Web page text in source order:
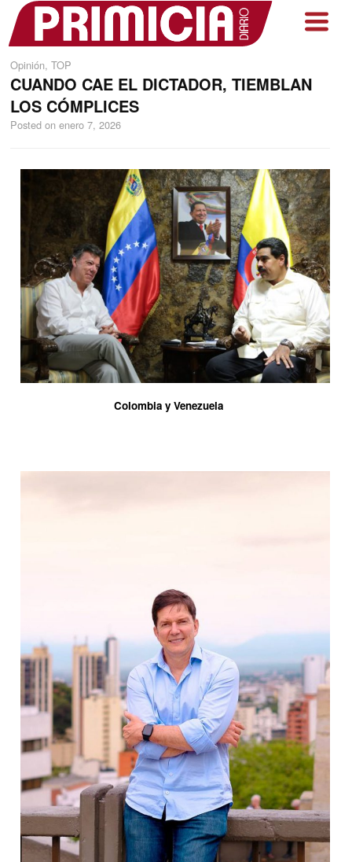
Opinión, TOP
CUANDO CAE EL DICTADOR, TIEMBLAN
LOS CÓMPLICES
Posted on enero 7, 2026
Colombia y Venezuela